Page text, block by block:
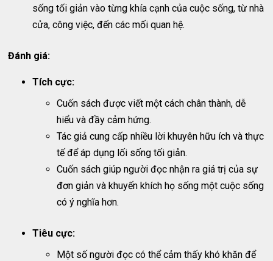
sống tối giản vào từng khía cạnh của cuộc sống, từ nhà
cửa, công việc, đến các mối quan hệ.
Đánh giá:
Tích cực:
Cuốn sách được viết một cách chân thành, dễ
hiểu và đầy cảm hứng.
Tác giả cung cấp nhiều lời khuyên hữu ích và thực
tế để áp dụng lối sống tối giản.
Cuốn sách giúp người đọc nhận ra giá trị của sự
đơn giản và khuyến khích họ sống một cuộc sống
có ý nghĩa hơn.
Tiêu cực:
Một số người đọc có thể cảm thấy khó khăn để